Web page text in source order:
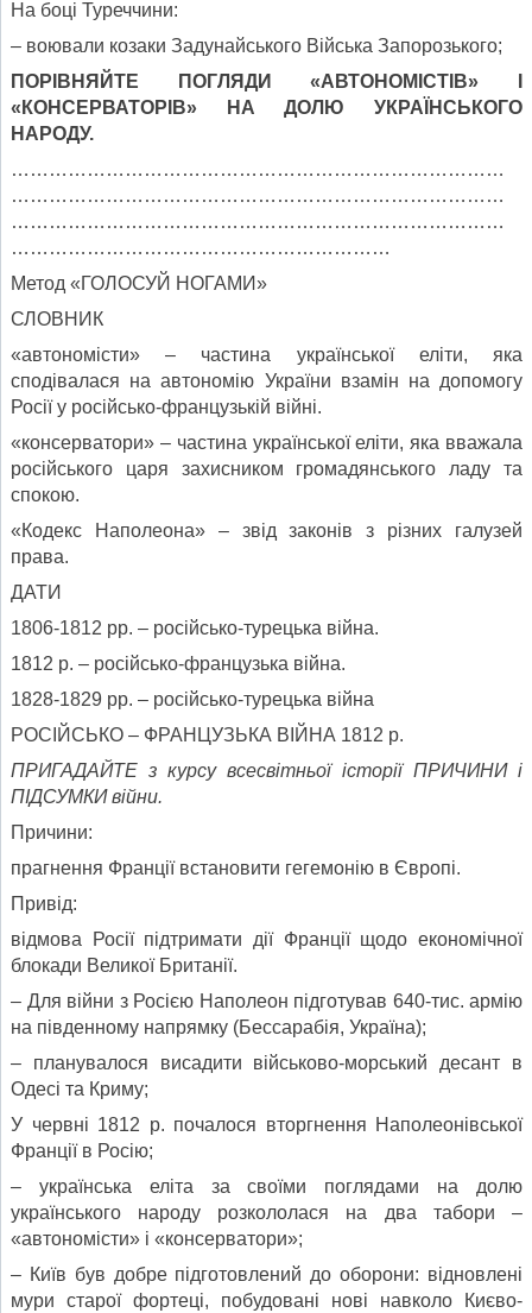
На боці Туреччини:
– воювали козаки Задунайського Війська Запорозького;
ПОРІВНЯЙТЕ ПОГЛЯДИ «АВТОНОМІСТІВ» І
«КОНСЕРВАТОРІВ» НА ДОЛЮ УКРАЇНСЬКОГО
НАРОДУ.
……………………………………………………………………
……………………………………………………………………
……………………………………………………………………
……………………………………………………
Метод «ГОЛОСУЙ НОГАМИ»
СЛОВНИК
«автономісти» – частина української еліти, яка
сподівалася на автономію України взамін на допомогу
Росії у російсько-французькій війні.
«консерватори» – частина української еліти, яка вважала
російського царя захисником громадянського ладу та
спокою.
«Кодекс Наполеона» – звід законів з різних галузей
права.
ДАТИ
1806-1812 рр. – російсько-турецька війна.
1812 р. – російсько-французька війна.
1828-1829 рр. – російсько-турецька війна
РОСІЙСЬКО – ФРАНЦУЗЬКА ВІЙНА 1812 р.
ПРИГАДАЙТЕ з курсу всесвітньої історії ПРИЧИНИі
ПІДСУМКИвійни.
Причини:
прагнення Франції встановити гегемонію в Європі.
Привід:
відмова Росії підтримати дії Франції щодо економічної
блокади Великої Британії.
– Для війни з Росією Наполеон підготував 640-тис. армію
на південному напрямку (Бессарабія, Україна);
– планувалося висадити військово-морський десант в
Одесі та Криму;
У червні 1812 р. почалося вторгнення Наполеонівської
Франції в Росію;
– українська еліта за своїми поглядами на долю
українського народу розкололася на два табори –
«автономісти» і «консерватори»;
– Київ був добре підготовлений до оборони: відновлені
мури старої фортеці, побудовані нові навколо Києво-